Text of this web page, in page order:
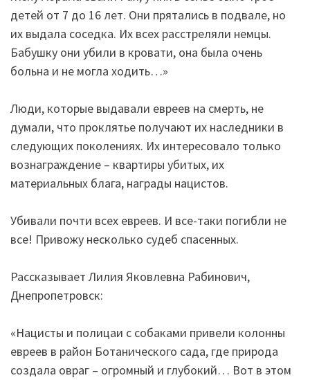
детей от 7 до 16 лет. Они прятались в подвале, но
их выдала соседка. Их всех расстреляли немцы.
Бабушку они убили в кровати, она была очень
больна и не могла ходить…»
Люди, которые выдавали евреев на смерть, не
думали, что проклятье получают их наследники в
следующих поколениях. Их интересовало только
вознаграждение – квартиры убитых, их
материальных блага, награды нацистов.
Убивали почти всех евреев. И все-таки погибли не
все! Привожу несколько судеб спасенных.
Рассказывает Лилия Яковлевна Рабинович,
Днепропетровск:
«Нацисты и полицаи с собаками привели колонны
евреев в район Ботанического сада, где природа
создала овраг – огромный и глубокий… Вот в этом